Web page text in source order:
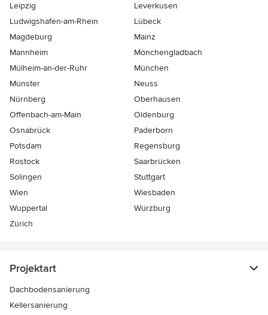
Leipzig
Leverkusen
Ludwigshafen-am-Rhein
Lübeck
Magdeburg
Mainz
Mannheim
Mönchen­gladbach
Mülheim-an-der-Ruhr
München
Münster
Neuss
Nürnberg
Oberhausen
Offenbach-am-Main
Oldenburg
Osnabrück
Paderborn
Potsdam
Regensburg
Rostock
Saarbrücken
Solingen
Stuttgart
Wien
Wiesbaden
Wuppertal
Würzburg
Zürich
Projektart
Dachbodensanierung
Kellersanierung